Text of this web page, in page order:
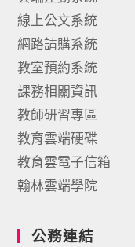
線上公文系統
網路請購系統
教室預約系統
課務相關資訊
教師研習專區
教育雲端硬碟
教育雲電子信箱
翰林雲端學院
公務連結